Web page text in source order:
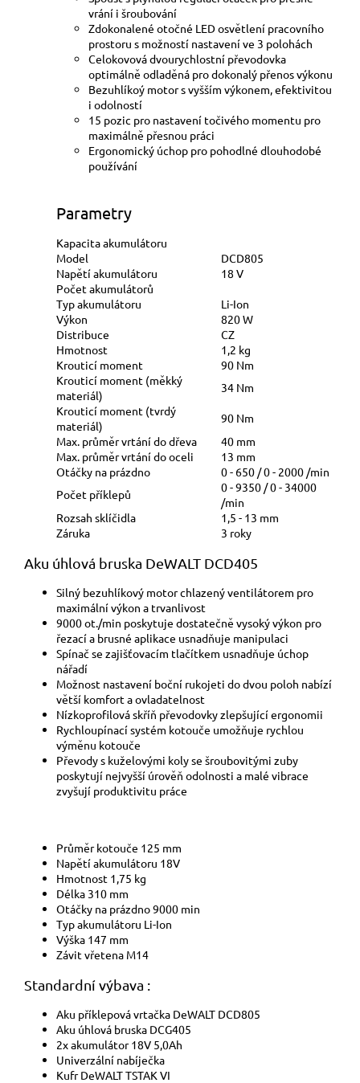
vrání i šroubování
Zdokonalené otočné LED osvětlení pracovního
prostoru s možností nastavení ve 3 polohách
Celokovová dvourychlostní převodovka
optimálně odladěná pro dokonalý přenos výkonu
Bezuhlíkoý motor s vyšším výkonem, efektivitou
i odolností
15 pozic pro nastavení točivého momentu pro
maximálně přesnou práci
Ergonomický úchop pro pohodlné dlouhodobé
používání
Parametry
Kapacita akumulátoru
Model
DCD805
Napětí akumulátoru
18 V
Počet akumulátorů
Typ akumulátoru
Li-Ion
Výkon
820 W
Distribuce
CZ
Hmotnost
1,2 kg
Krouticí moment
90 Nm
Krouticí moment (měkký
materiál)
34 Nm
Krouticí moment (tvrdý
materiál)
90 Nm
Max. průměr vrtání do dřeva
40 mm
Max. průměr vrtání do oceli
13 mm
Otáčky na prázdno
0 - 650 / 0 - 2000 /min
Počet příklepů
0 - 9350 / 0 - 34000
/min
Rozsah sklíčidla
1,5 - 13 mm
Záruka
3 roky
Aku úhlová bruska DeWALT DCD405
Silný bezuhlíkový motor chlazený ventilátorem pro
maximální výkon a trvanlivost
9000 ot./min poskytuje dostatečně vysoký výkon pro
řezací a brusné aplikace usnadňuje manipulaci
Spínač se zajišťovacím tlačítkem usnadňuje úchop
nářadí
Možnost nastavení boční rukojeti do dvou poloh nabízí
větší komfort a ovladatelnost
Nízkoprofilová skříň převodovky zlepšující ergonomii
Rychloupínací systém kotouče umožňuje rychlou
výměnu kotouče
Převody s kuželovými koly se šroubovitými zuby
poskytují nejvyšší úrověň odolnosti a malé vibrace
zvyšují produktivitu práce
Průměr kotouče 125 mm
Napětí akumulátoru 18V
Hmotnost 1,75 kg
Délka 310 mm
Otáčky na prázdno 9000 min
Typ akumulátoru Li-Ion
Výška 147 mm
Závit vřetena M14
Standardní výbava :
Aku příklepová vrtačka DeWALT DCD805
Aku úhlová bruska DCG405
2x akumulátor 18V 5,0Ah
Univerzální nabíječka
Kufr DeWALT TSTAK VI